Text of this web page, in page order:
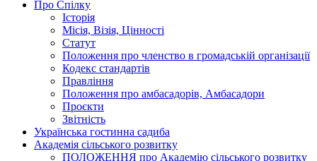
Про Спілку
Історія
Місія, Візія, Цінності
Статут
Положення про членство в громадській організації
Кодекс стандартів
Правління
Положення про амбасадорів, Амбасадори
Проєкти
Звітність
Українська гостинна садиба
Академія сільського розвитку
ПОЛОЖЕННЯ про Академію cільського розвитку